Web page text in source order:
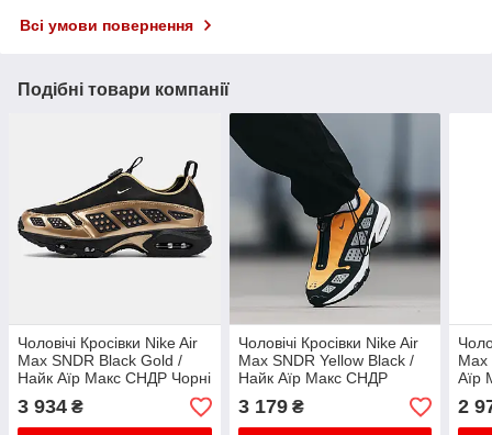
Всі умови повернення
Подібні товари компанії
Чоловічі Кросівки Nike Air
Max SNDR Black Gold /
Найк Аїр Макс СНДР Чорні
із Золотистим
3 934 ₴
Чоловічі Кросівки Nike Air
Max SNDR Yellow Black /
Найк Аїр Макс СНДР
Жовті з Чорним
3 179₴
Max
Аїр
2